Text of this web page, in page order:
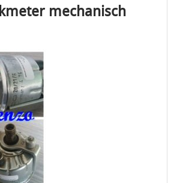
mechanisch